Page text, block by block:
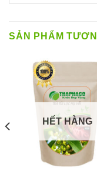
SẢN PHẨM
HẾT HÀNG